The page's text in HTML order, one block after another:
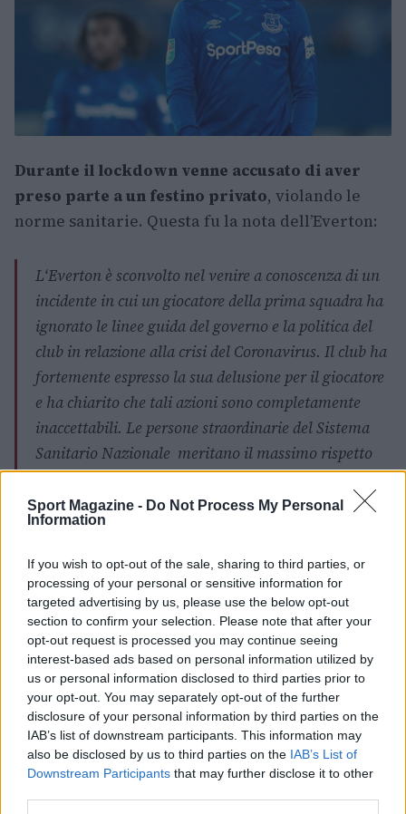
Sport Magazine - Do Not Process My Personal
Information
If you wish to opt-out of the sale, sharing to third parties, or
processing of your personal or sensitive information for
targeted advertising by us, please use the below opt-out
section to confirm your selection. Please note that after your
opt-out request is processed you may continue seeing
interest-based ads based on personal information utilized by
us or personal information disclosed to third parties prior to
your opt-out. You may separately opt-out of the further
disclosure of your personal information by third parties on the
IAB’s list of downstream participants. This information may
also be disclosed by us to third parties on the IAB’s List of
Downstream Participants that may further disclose it to other
Durante il lockdown venne accusato di aver
preso parte a un festino privato, violando le
norme sanitarie. Questa fu la nota dell’Everton:
L‘Everton è sconvolto nel venire a conoscenza di un
incidente in cui un giocatore della prima squadra ha
ignorato le linee guida del governo e la politica del
club in relazione alla crisi del Coronavirus. Il club ha
fortemente espresso la sua delusione per il giocatore
e ha chiarito che tali azioni sono completamente
inaccettabili. Le persone straordinarie del Sistema
Sanitario Nazionale meritano il massimo rispetto
per il loro duro lavoro e sacrificio. Il modo migliore
per mostrare loro rispetto è fare tutto il possibile per
proteggerli.
Il club di Liverpool decise quindi nell’ottobre
2020 di girarlo in prestito al PSG.Con i parigini
fu subito amore. Non solo i gol in campionato,
ma anche la doppietta decisiva sul campo del
Besiktas. Kean divenne il calciatore italiano più
giovane a segnare un gol in Champions alla sua
prima presenza da titolare. Ad inizio 2021 ha
vinto anche la Supercoppa Francese e ha
realizzato una rete negli ottavi di finale della